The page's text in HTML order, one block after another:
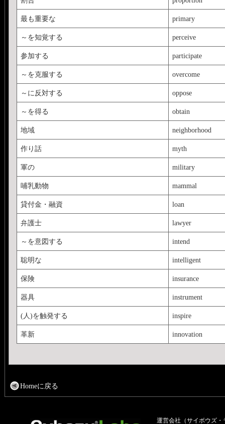
最も重要な primary
～を知覚する perceive
参加する participate
～を克服する overcome
～に反対する oppose
～を得る obtain
地域 neighborhood
作り話 myth
軍の military
哺乳動物 mammal
貸付金・融資 loan
弁護士 lawyer
～を意図する intend
聡明な intelligent
保険 insurance
器具 instrument
(人)を触発する inspire
革新 innovation
Homeに戻る
運営会社（サイボウズ・